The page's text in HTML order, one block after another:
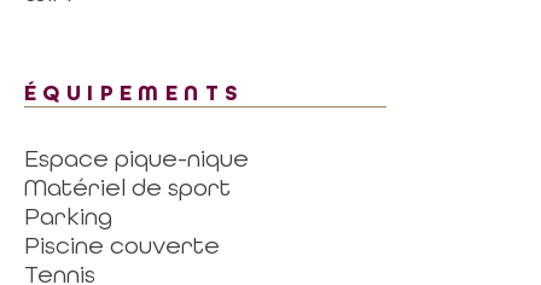
ÉQUIPEMENTS
Espace pique-nique
Matériel de sport
Parking
Piscine couverte
Tennis